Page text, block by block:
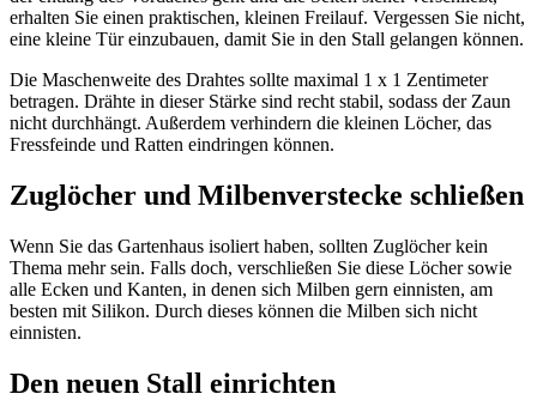
erhalten Sie einen praktischen, kleinen Freilauf. Vergessen Sie nicht,
eine kleine Tür einzubauen, damit Sie in den Stall gelangen können.
Die Maschenweite des Drahtes sollte maximal 1 x 1 Zentimeter
betragen. Drähte in dieser Stärke sind recht stabil, sodass der Zaun
nicht durchhängt. Außerdem verhindern die kleinen Löcher, das
Fressfeinde und Ratten eindringen können.
Zuglöcher und Milbenverstecke schließen
Wenn Sie das Gartenhaus isoliert haben, sollten Zuglöcher kein
Thema mehr sein. Falls doch, verschließen Sie diese Löcher sowie
alle Ecken und Kanten, in denen sich Milben gern einnisten, am
besten mit Silikon. Durch dieses können die Milben sich nicht
einnisten.
Den neuen Stall einrichten